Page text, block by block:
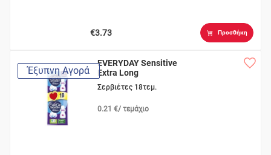
€3.73 Προσθήκη
Έξυπνη Αγορά
EVERYDAY Sensitive
Extra Long
Σερβιέτες 18τεμ.
0.21 €/ τεμάχιο